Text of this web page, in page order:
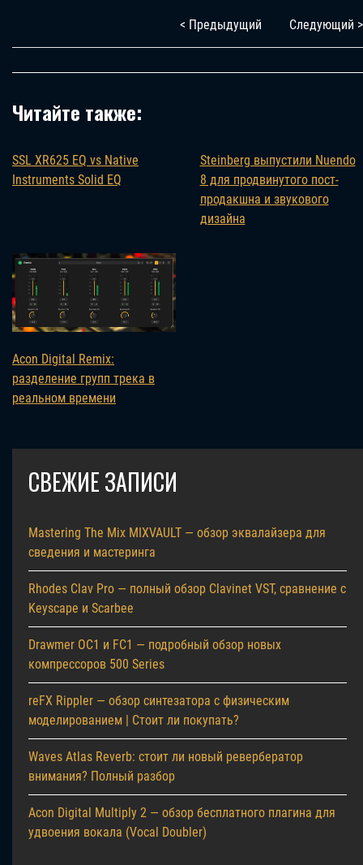
< Предыдущий Следующий >
Читайте также:
SSL XR625 EQ vs Native
Instruments Solid EQ
Steinberg выпустили Nuendo
8 для продвинутого пост-
продакшна и звукового
дизайна
Acon Digital Remix:
разделение групп трека в
реальном времени
СВЕЖИЕ ЗАПИСИ
Mastering The Mix MIXVAULT — обзор эквалайзера для
сведения и мастеринга
Rhodes Clav Pro — полный обзор Clavinet VST, сравнение с
Keyscape и Scarbee
Drawmer OC1 и FC1 — подробный обзор новых
компрессоров 500 Series
reFX Rippler — обзор синтезатора с физическим
моделированием | Стоит ли покупать?
Waves Atlas Reverb: стоит ли новый ревербератор
внимания? Полный разбор
Acon Digital Multiply 2 — обзор бесплатного плагина для
удвоения вокала (Vocal Doubler)